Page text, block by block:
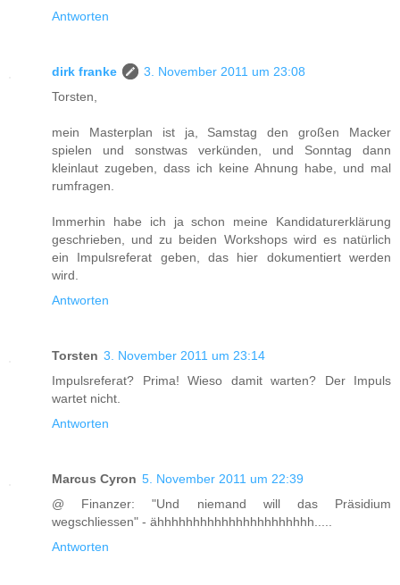
Antworten
dirk franke
3. November 2011 um 23:08
Torsten,
mein Masterplan ist ja, Samstag den großen Macker
spielen und sonstwas verkünden, und Sonntag dann
kleinlaut zugeben, dass ich keine Ahnung habe, und mal
rumfragen.
Immerhin habe ich ja schon meine Kandidaturerklärung
geschrieben, und zu beiden Workshops wird es natürlich
ein Impulsreferat geben, das hier dokumentiert werden
wird.
Antworten
Torsten 3. November 2011 um 23:14
Impulsreferat? Prima! Wieso damit warten? Der Impuls
wartet nicht.
Antworten
Marcus Cyron 5. November 2011 um 22:39
@ Finanzer: "Und niemand will das Präsidium
wegschliessen" - ähhhhhhhhhhhhhhhhhhhhhh.....
Antworten